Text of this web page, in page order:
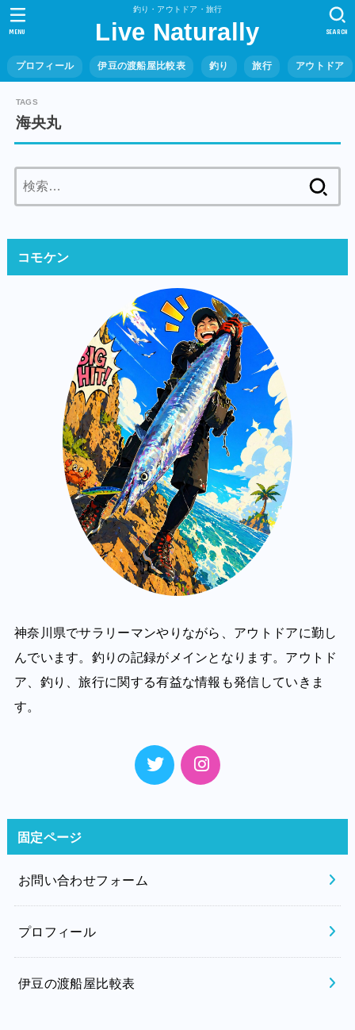
釣り・アウトドア・旅行
Live Naturally
プロフィール 伊豆の渡船屋比較表 釣り 旅行 アウトドア
SEARCH
MENU
海央丸
索:
コモケン
神奈川県でサラリーマンやりながら、アウトドアに勤し
んでいます。釣りの記録がメインとなります。アウトド
ア、釣り、旅行に関する有益な情報も発信していきま
す。
固定ページ
お問い合わせフォーム
プロフィール
伊豆の渡船屋比較表